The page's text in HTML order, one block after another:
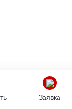
Заявка